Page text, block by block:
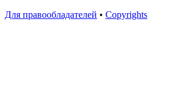
Для правообладателей • Copyrights